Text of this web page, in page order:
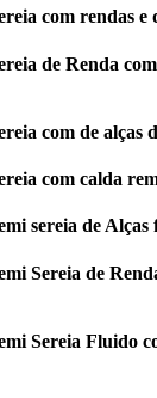
com rendas e
de Renda
com de alças
com calda
sereia de Alças
Sereia de
Sereia Fluido